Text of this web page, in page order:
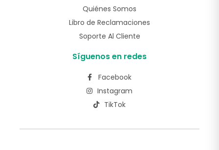
Quiénes Somos
Libro de Reclamaciones
Soporte Al Cliente
Síguenos en redes
Facebook
Instagram
TikTok